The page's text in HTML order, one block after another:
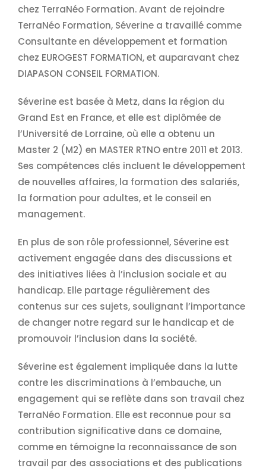
chez TerraNéo Formation. Avant de rejoindre
TerraNéo Formation, Séverine a travaillé comme
Consultante en développement et formation
chez EUROGEST FORMATION, et auparavant chez
DIAPASON CONSEIL FORMATION.
Séverine est basée à Metz, dans la région du
Grand Est en France, et elle est diplômée de
l’Université de Lorraine, où elle a obtenu un
Master 2 (M2) en MASTER RTNO entre 2011 et 2013.
Ses compétences clés incluent le développement
de nouvelles affaires, la formation des salariés,
la formation pour adultes, et le conseil en
management.
En plus de son rôle professionnel, Séverine est
activement engagée dans des discussions et
des initiatives liées à l’inclusion sociale et au
handicap. Elle partage régulièrement des
contenus sur ces sujets, soulignant l’importance
de changer notre regard sur le handicap et de
promouvoir l’inclusion dans la société.
Séverine est également impliquée dans la lutte
contre les discriminations à l’embauche, un
engagement qui se reflète dans son travail chez
TerraNéo Formation. Elle est reconnue pour sa
contribution significative dans ce domaine,
comme en témoigne la reconnaissance de son
travail par des associations et des publications